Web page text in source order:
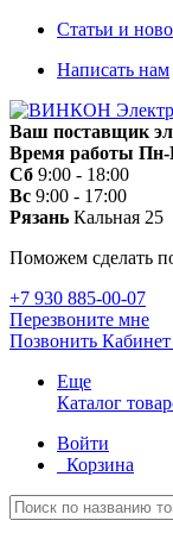
Статьи и
Написать нам
Ваш поставщик
Время работы Пн-
Сб 9:00 - 18:00
Вс 9:00 - 17:00
Рязань Кальная 25
Поможем сделать
+7 930 885-00-07
Перезвоните мне
Позвонить Кабинет
Еще
Каталог
Войти
Корзина